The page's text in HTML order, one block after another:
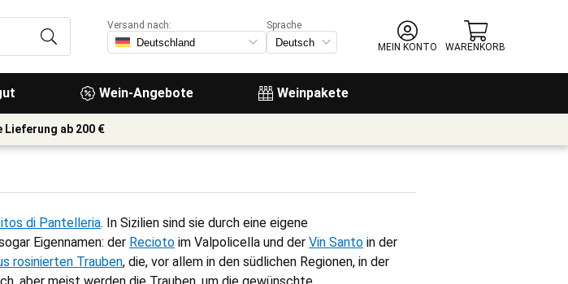
Wein-Angebote Weinpakete
Versand nach:
Sprache
MEIN KONTO
WARENKORB
Lieferung ab 200 €
di Pantelleria. In Sizilien sind sie durch eine eigene
Eigennamen: der Recioto im Valpolicella und der Vin Santo in der
rosinierten Trauben, die, vor allem in den südlichen Regionen, in der